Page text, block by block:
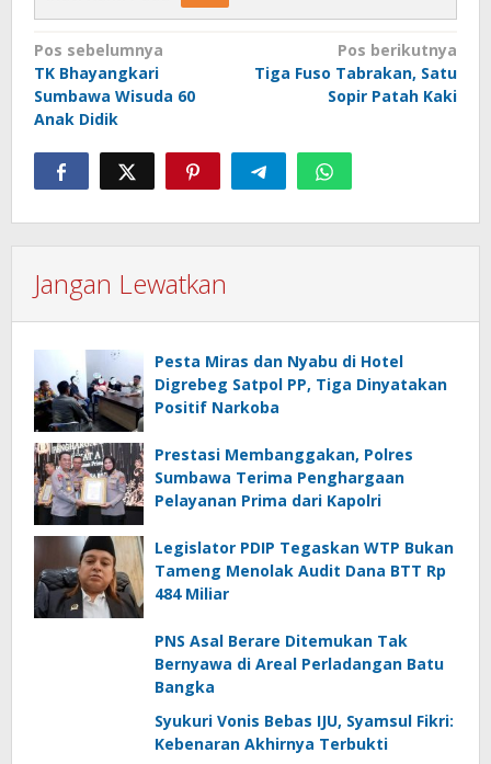
Navigasi
pos
Pos sebelumnya
TK Bhayangkari
Sumbawa Wisuda 60
Anak Didik
Pos berikutnya
Tiga Fuso Tabrakan, Satu
Sopir Patah Kaki
Jangan Lewatkan
Pesta Miras dan Nyabu di Hotel
Digrebeg Satpol PP, Tiga Dinyatakan
Positif Narkoba
Prestasi Membanggakan, Polres
Sumbawa Terima Penghargaan
Pelayanan Prima dari Kapolri
Legislator PDIP Tegaskan WTP Bukan
Tameng Menolak Audit Dana BTT Rp
484 Miliar
PNS Asal Berare Ditemukan Tak
Bernyawa di Areal Perladangan Batu
Bangka
Syukuri Vonis Bebas IJU, Syamsul Fikri:
Kebenaran Akhirnya Terbukti